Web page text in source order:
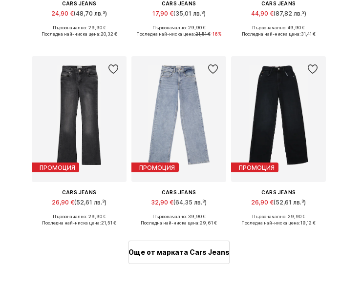
CARS JEANS
24,90 €(48,70 лв.³)
Предлага се в много размери
Първоначално: 29,90 €
Последна най-ниска цена:20,32 €
CARS JEANS
17,90 €(35,01 лв.³)
Предлага се в много размери
Първоначално: 29,90 €
Последна най-ниска цена:21,51 €-16%
CARS JEANS
44,90 €(87,82 лв.³)
Предлага се в много размери
Първоначално: 49,90 €
Последна най-ниска цена:31,41 €
ПРОМОЦИЯ
CARS JEANS
26,90 €(52,61 лв.³)
Предлага се в много размери
Първоначално: 29,90 €
Последна най-ниска цена:21,51 €
ПРОМОЦИЯ
CARS JEANS
32,90 €(64,35 лв.³)
Предлага се в много размери
Първоначално: 39,90 €
Последна най-ниска цена:29,61 €
ПРОМОЦИЯ
CARS JEANS
26,90 €(52,61 лв.³)
Налични размери: 146, 152, 158
Първоначално: 29,90 €
Последна най-ниска цена:19,12 €
Още от марката Cars Jeans